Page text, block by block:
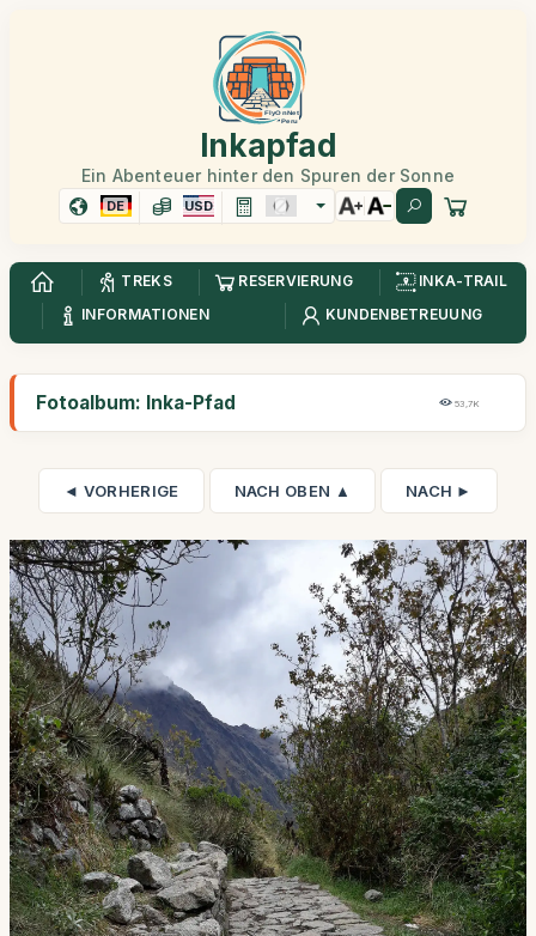
Inkapfad
Ein Abenteuer hinter den Spuren der Sonne
DE USD
TREKS RESERVIERUNG
INKA-TRAIL
INFORMATIONEN
KUNDENBETREUUNG
Fotoalbum: Inka-Pfad 53,7K
◄ VORHERIGE NACH OBEN ▲ NACH ►